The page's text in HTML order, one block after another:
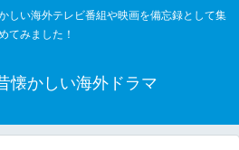
しい海外テレビ番組や映画を備忘録として集
てみました！
懐かしい海外ドラマ